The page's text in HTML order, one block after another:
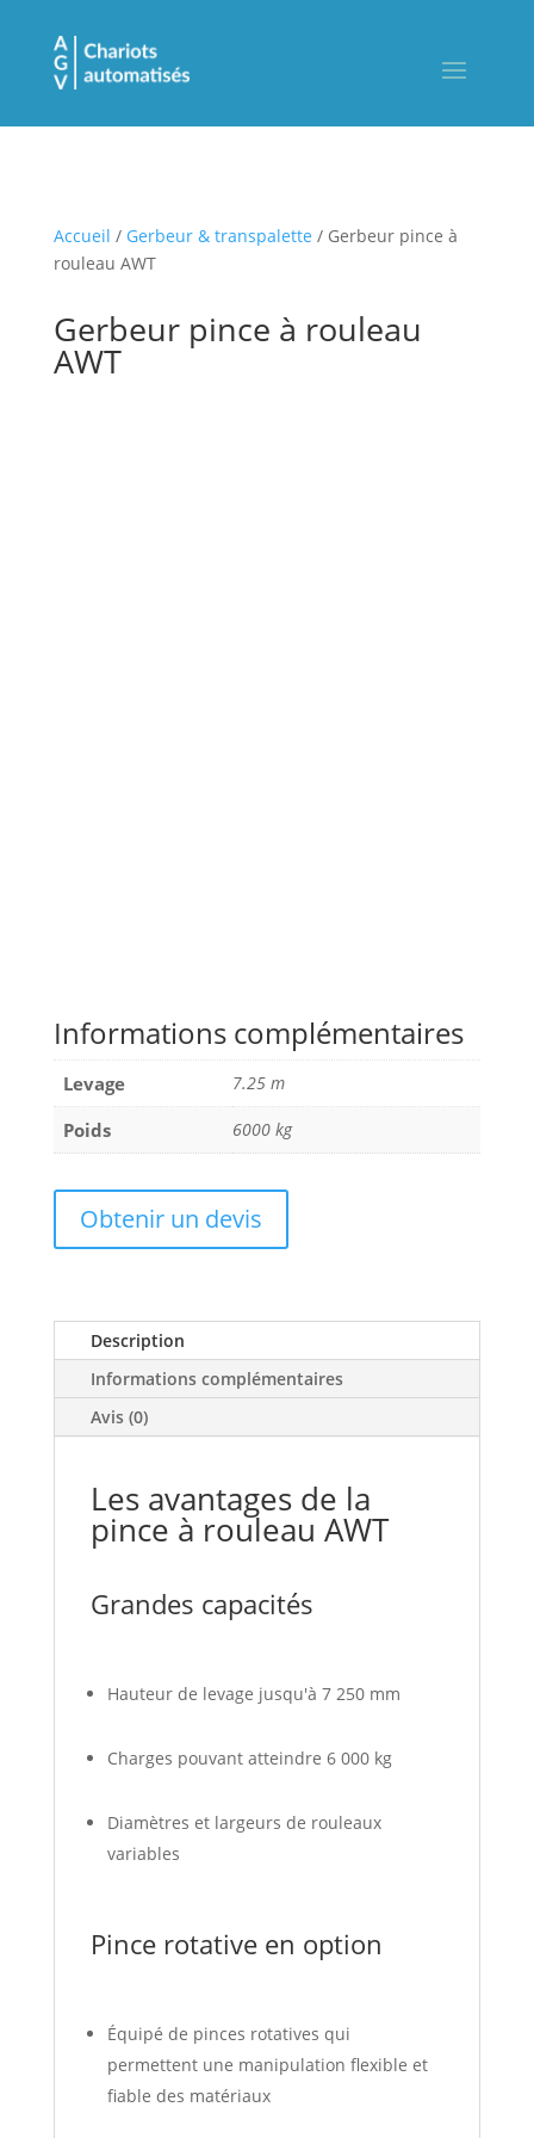
Accueil / Gerbeur & transpalette / Gerbeur pince à
rouleau AWT
Gerbeur pince à rouleau
AWT
Informations complémentaires
Levage 7.25 m
Poids 6000 kg
Obtenir un devis
Description
Informations complémentaires
Avis (0)
Les avantages de la
pince à rouleau AWT
Grandes capacités
Hauteur de levage jusqu'à 7 250 mm
Charges pouvant atteindre 6 000 kg
Diamètres et largeurs de rouleaux
variables
Pince rotative en option
Équipé de pinces rotatives qui
permettent une manipulation flexible et
fiable des matériaux